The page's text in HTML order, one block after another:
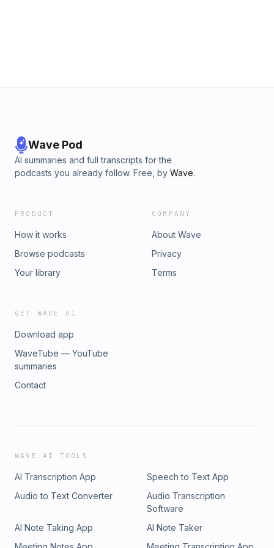
#Marketing #SaaS #Startup #Growth #Maroc
Wave Pod
AI summaries and full transcripts for the
podcasts you already follow. Free, by Wave.
PRODUCT
How it works
Browse podcasts
Your library
COMPANY
About Wave
Privacy
Terms
GET WAVE AI
Download app
WaveTube — YouTube
summaries
Contact
WAVE AI TOOLS
AI Transcription App
Speech to Text App
Audio to Text Converter
Audio Transcription
Software
AI Note Taking App
AI Note Taker